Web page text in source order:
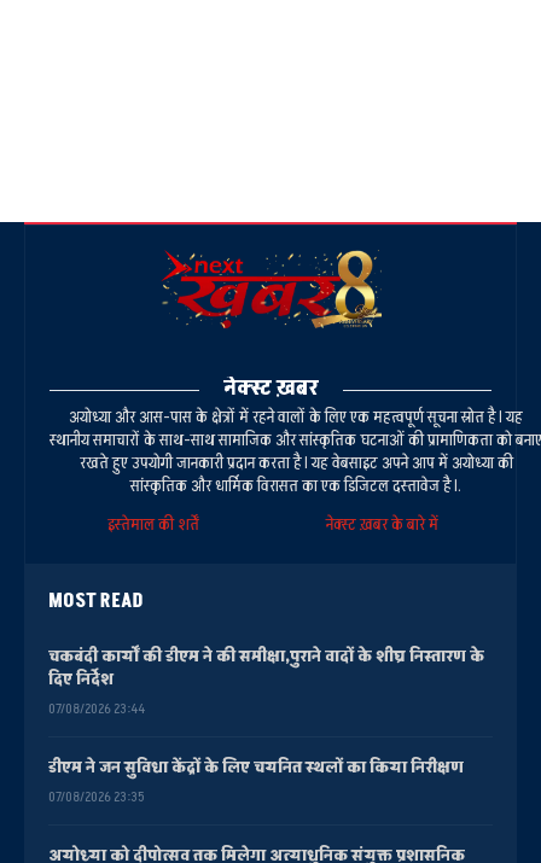
नेक्स्ट ख़बर
अयोध्या और आस-पास के क्षेत्रों में रहने वालों के लिए एक महत्वपूर्ण सूचना स्रोत है। यह
स्थानीय समाचारों के साथ-साथ सामाजिक और सांस्कृतिक घटनाओं की प्रामाणिकता को बनाए
रखते हुए उपयोगी जानकारी प्रदान करता है। यह वेबसाइट अपने आप में अयोध्या की
सांस्कृतिक और धार्मिक विरासत का एक डिजिटल दस्तावेज है।.
इस्तेमाल की शर्तें
नेक्स्ट ख़बर के बारे में
MOST READ
चकबंदी कार्यों की डीएम ने की समीक्षा,पुराने वादों के शीघ्र निस्तारण के
दिए निर्देश
07/08/2026 23:44
डीएम ने जन सुविधा केंद्रों के लिए चयनित स्थलों का किया निरीक्षण
07/08/2026 23:35
अयोध्या को दीपोत्सव तक मिलेगा अत्याधुनिक संयुक्त प्रशासनिक